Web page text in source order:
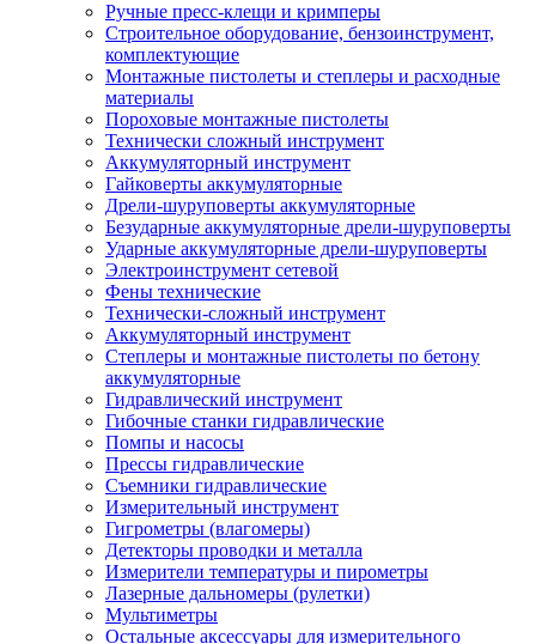
Ручные пресс-клещи и кримперы
Строительное оборудование, бензоинструмент,
комплектующие
Монтажные пистолеты и степлеры и расходные
материалы
Пороховые монтажные пистолеты
Технически сложный инструмент
Аккумуляторный инструмент
Гайковерты аккумуляторные
Дрели-шуруповерты аккумуляторные
Безударные аккумуляторные дрели-шуруповерты
Ударные аккумуляторные дрели-шуруповерты
Электроинструмент сетевой
Фены технические
Технически-сложный инструмент
Аккумуляторный инструмент
Степлеры и монтажные пистолеты по бетону
аккумуляторные
Гидравлический инструмент
Гибочные станки гидравлические
Помпы и насосы
Прессы гидравлические
Съемники гидравлические
Измерительный инструмент
Гигрометры (влагомеры)
Детекторы проводки и металла
Измерители температуры и пирометры
Лазерные дальномеры (рулетки)
Мультиметры
Остальные аксессуары для измерительного